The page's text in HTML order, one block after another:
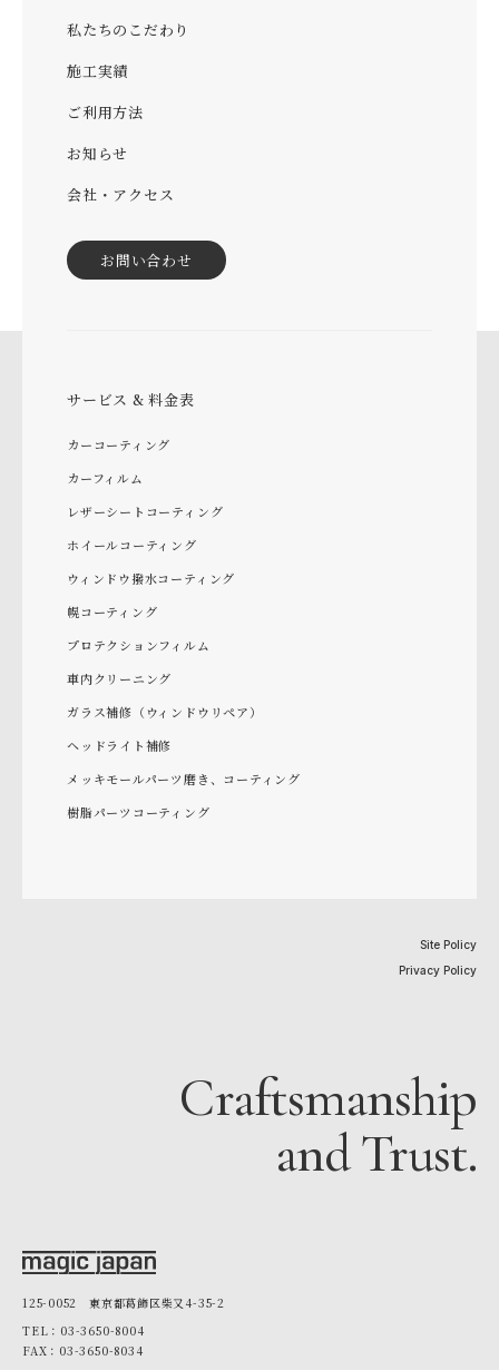
私たちのこだわり
施工実績
ご利用方法
お知らせ
会社・アクセス
お問い合わせ
サービス & 料金表
カーコーティング
カーフィルム
レザーシートコーティング
ホイールコーティング
ウィンドウ撥水コーティング
幌コーティング
プロテクションフィルム
車内クリーニング
ガラス補修（ウィンドウリペア）
ヘッドライト補修
メッキモールパーツ磨き、コーティング
樹脂パーツコーティング
Site Policy
Privacy Policy
Craftsmanship
and Trust.
125-0052 東京都葛飾区柴又4-35-2
TEL：03-3650-8004
FAX：03-3650-8034